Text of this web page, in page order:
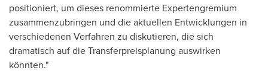
positioniert, um dieses renommierte Expertengremium
zusammenzubringen und die aktuellen Entwicklungen in
verschiedenen Verfahren zu diskutieren, die sich
dramatisch auf die Transferpreisplanung auswirken
könnten."